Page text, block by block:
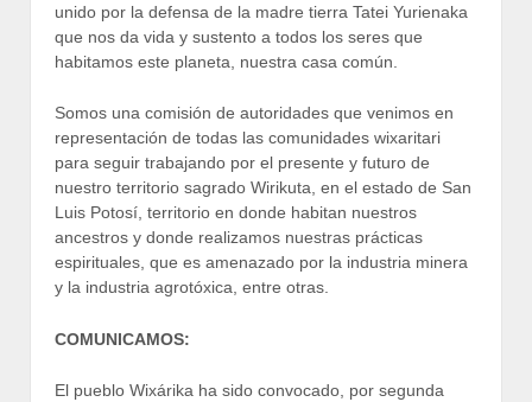
unido por la defensa de la madre tierra Tatei Yurienaka
que nos da vida y sustento a todos los seres que
habitamos este planeta, nuestra casa común.
Somos una comisión de autoridades que venimos en
representación de todas las comunidades wixaritari
para seguir trabajando por el presente y futuro de
nuestro territorio sagrado Wirikuta, en el estado de San
Luis Potosí, territorio en donde habitan nuestros
ancestros y donde realizamos nuestras prácticas
espirituales, que es amenazado por la industria minera
y la industria agrotóxica, entre otras.
COMUNICAMOS:
El pueblo Wixárika ha sido convocado, por segunda